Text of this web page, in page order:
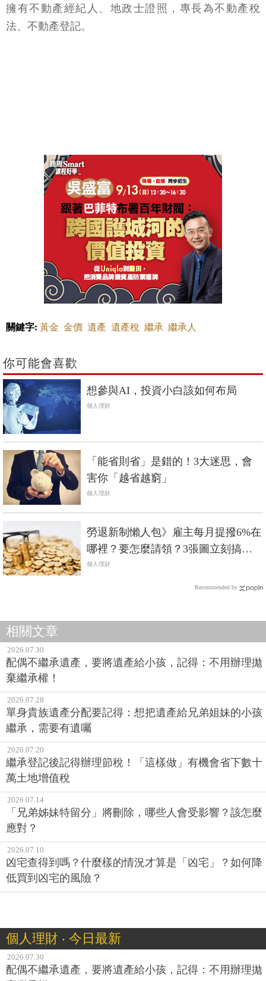
擁有不動產經紀人、地政士證照，專長為不動產稅
法、不動產登記。
關鍵字: 黃金 金價 遺產 遺產稅 繼承 繼承人
你可能會喜歡
想參與AI，投資小白該如何布局
個人理財
「能省則省」是錯的！3大迷思，會
害你「越省越窮」
個人理財
勞退新制懶人包》雇主每月提撥6%在
哪裡？要怎麼請領？3張圖立刻搞
懂！
個人理財
Recommended by
相關文章
2026.07.30
配偶不繼承遺產，要將遺產給小孩，記得：不用辦理拋
棄繼承權！
2026.07.28
單身貴族遺產分配要記得：想把遺產給兄弟姐妹的小孩
繼承，需要有遺囑
2026.07.20
繼承登記後記得辦理節稅！「這樣做」有機會省下數十
萬土地增值稅
2026.07.14
「兄弟姊妹特留分」將刪除，哪些人會受影響？該怎麼
應對？
2026.07.10
凶宅查得到嗎？什麼樣的情況才算是「凶宅」？如何降
低買到凶宅的風險？
個人理財 ‧ 今日最新
2026.07.30
配偶不繼承遺產，要將遺產給小孩，記得：不用辦理拋